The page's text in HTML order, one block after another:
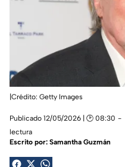
|Crédito: Getty Images
Publicado 12/05/2026 | 🕑 08:30
lectura
Escrito por: Samantha Guzmán